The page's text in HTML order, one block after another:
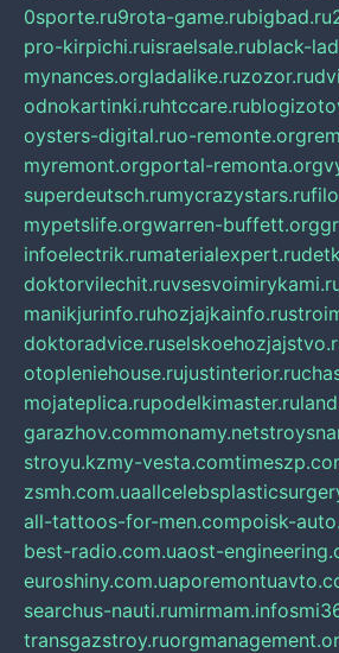
0sporte.ru9rota-game.rubigbad.ru
pro-kirpichi.ruisraelsale.rublack-
mynances.orgladalike.ruzozor.ru
odnokartinki.ruhtccare.ru
oysters-digital.ruo-remonte.org
myremont.orgportal-remonta.org
superdeutsch.rumycrazystars.ru
mypetslife.orgwarren-buffett.org
infoelectrik.rumaterialexpert.ru
doktorvilechit.ru
manikjurinfo.ruhozjajkainfo.ru
doktoradvice.ru
otopleniehouse.rujustinterior.ru
mojateplica.rupodelkimaster.ru
garazhov.commonamy.net
stroyu.kzmy-vesta.com
zsmh.com.ua
all-tattoos-for-men.compoisk-
best-radio.com.uaost-
euroshiny.com.ua
searchus-nauti.rumirmam.info
transgazstroy.ru